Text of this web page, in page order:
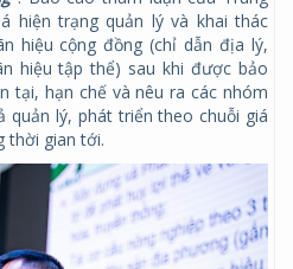
hiện trạng quản lý và khai thác
hiệu cộng đồng (chỉ dẫn địa lý,
hiệu tập thể) sau khi được bảo
tại, hạn chế và nêu ra các nhóm
quản lý, phát triển theo chuỗi giá
thời gian tới.